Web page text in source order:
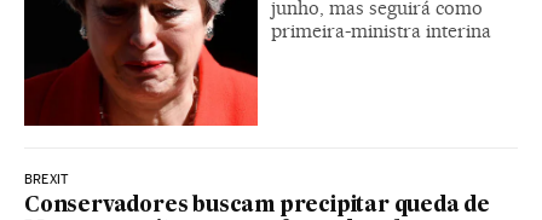
junho, mas seguirá como
primeira-ministra interina
BREXIT
Conservadores buscam precipitar queda de